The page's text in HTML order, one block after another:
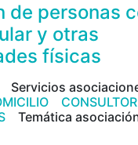
de personas
y otras
físicas
Servicios
Temática